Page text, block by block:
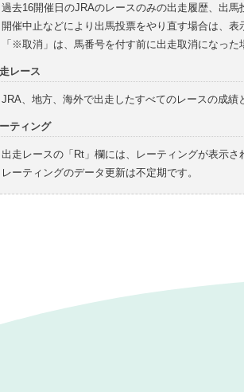
過去16開催日のJRAのレースのみの出走履歴、出馬
開催中止などにより出馬投票をやり直す場合は、表
「※取消」は、馬番号を付す前に出走取消になった
レース
JRA、地方、海外で出走したすべてのレースの成績
ティング
出走レースの「Rt」欄には、レーティングが表示さ
レーティングのデータ更新は不定期です。